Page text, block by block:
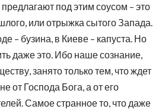
под этим соусом – это
или отрыжка сытого Запада.
– бузина, в Киеве – капуста. Но
даже это. Ибо наше сознание,
занято только тем, что ждет
от Господа Бога, а от его
Самое странное то, что даже